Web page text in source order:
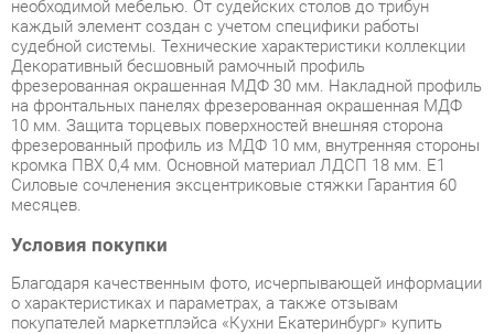
на фронтальных панелях фрезерованная окрашенная МДФ
10 мм. Защита торцевых поверхностей внешняя сторона
фрезерованный профиль из МДФ 10 мм, внутренняя стороны
кромка ПВХ 0,4 мм. Основной материал ЛДСП 18 мм. E1
Силовые сочленения эксцентриковые стяжки Гарантия 60
месяцев.
Условия покупки
Благодаря качественным фото, исчерпывающей информации
о характеристиках и параметрах, а также отзывам
товар «Комплект мебели для зала суда Skyland RATUM 1
Skyland с доставкой из Екатеринбурга по цене со скидкой и
гарантией от производителя не составит труда.